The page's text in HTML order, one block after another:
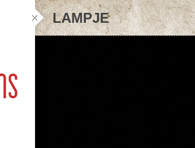
LAMPJE